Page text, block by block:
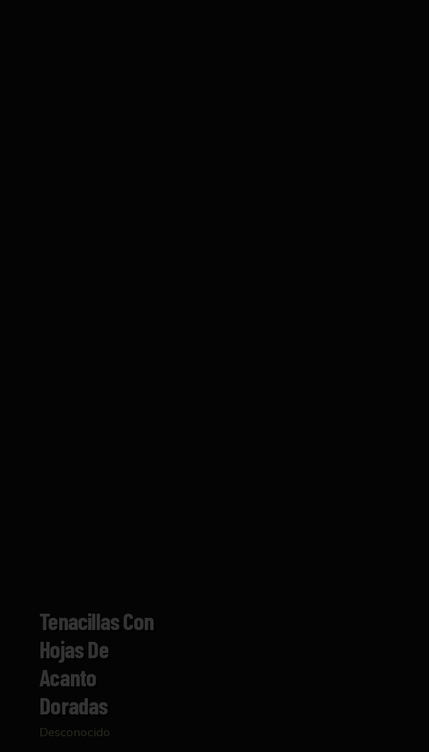
Tenacillas Con
Hojas De
Acanto
Doradas
Desconocido